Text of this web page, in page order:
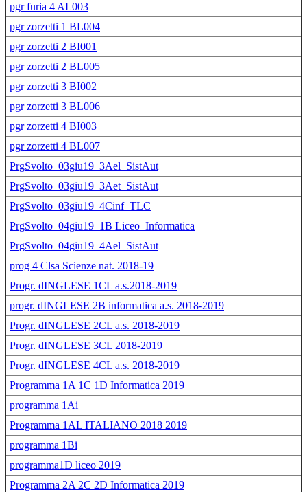
pgr furia 4 AL003
pgr zorzetti 1 BL004
pgr zorzetti 2 BI001
pgr zorzetti 2 BL005
pgr zorzetti 3 BI002
pgr zorzetti 3 BL006
pgr zorzetti 4 BI003
pgr zorzetti 4 BL007
PrgSvolto_03giu19_3Ael_SistAut
PrgSvolto_03giu19_3Aet_SistAut
PrgSvolto_03giu19_4Cinf_TLC
PrgSvolto_04giu19_1B Liceo_Informatica
PrgSvolto_04giu19_4Ael_SistAut
prog 4 Clsa Scienze nat. 2018-19
Progr. dINGLESE 1CL a.s.2018-2019
progr. dINGLESE 2B informatica a.s. 2018-2019
Progr. dINGLESE 2CL a.s. 2018-2019
Progr. dINGLESE 3CL 2018-2019
Progr. dINGLESE 4CL a.s. 2018-2019
Programma 1A 1C 1D Informatica 2019
programma 1Ai
Programma 1AL ITALIANO 2018 2019
programma 1Bi
programma1D liceo 2019
Programma 2A 2C 2D Informatica 2019